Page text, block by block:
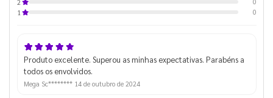
2
1
0
Produto excelente. Superou as minhas expectativas. Parabéns a
todos os envolvidos.
Mega Sc******** 14 de outubro de 2024